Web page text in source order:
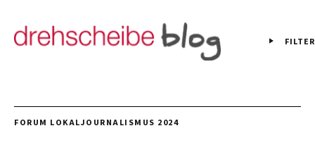
FILTER
FORUM LOKALJOURNALISMUS 2024